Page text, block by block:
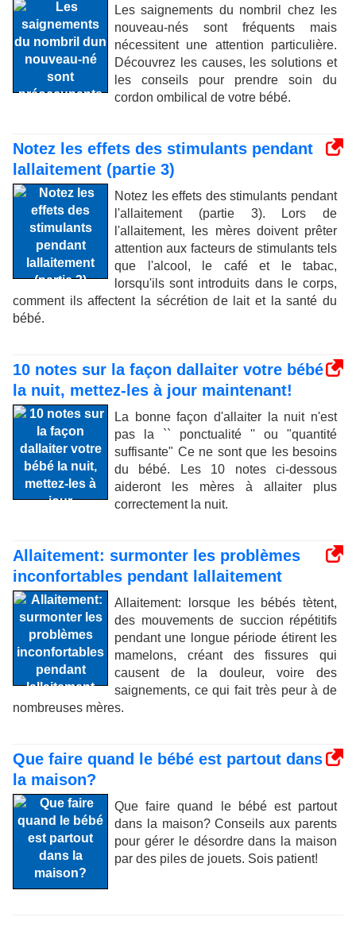
Les saignements du nombril chez les
nouveau-nés sont fréquents mais
nécessitent une attention particulière.
Découvrez les causes, les solutions et
les conseils pour prendre soin du
cordon ombilical de votre bébé.
Notez les effets des stimulants pendant
lallaitement (partie 3)
Notez les effets des stimulants pendant
l'allaitement (partie 3). Lors de
l'allaitement, les mères doivent prêter
attention aux facteurs de stimulants tels
que l'alcool, le café et le tabac,
lorsqu'ils sont introduits dans le corps,
comment ils affectent la sécrétion de lait et la santé du
bébé.
10 notes sur la façon dallaiter votre bébé
la nuit, mettez-les à jour maintenant!
La bonne façon d'allaiter la nuit n'est
pas la `` ponctualité '' ou "quantité
suffisante" Ce ne sont que les besoins
du bébé. Les 10 notes ci-dessous
aideront les mères à allaiter plus
correctement la nuit.
Allaitement: surmonter les problèmes
inconfortables pendant lallaitement
Allaitement: lorsque les bébés tètent,
des mouvements de succion répétitifs
pendant une longue période étirent les
mamelons, créant des fissures qui
causent de la douleur, voire des
saignements, ce qui fait très peur à de
nombreuses mères.
Que faire quand le bébé est partout dans
la maison?
Que faire quand le bébé est partout
dans la maison? Conseils aux parents
pour gérer le désordre dans la maison
par des piles de jouets. Sois patient!